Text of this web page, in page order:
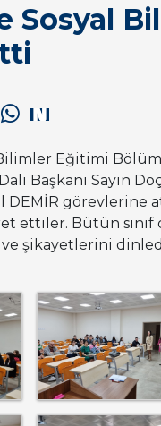
Sosyal
Eğitimi Bölüm
Başkanı Sayın
DEMİR görevlerine
ettiler. Bütün
şikayetlerini